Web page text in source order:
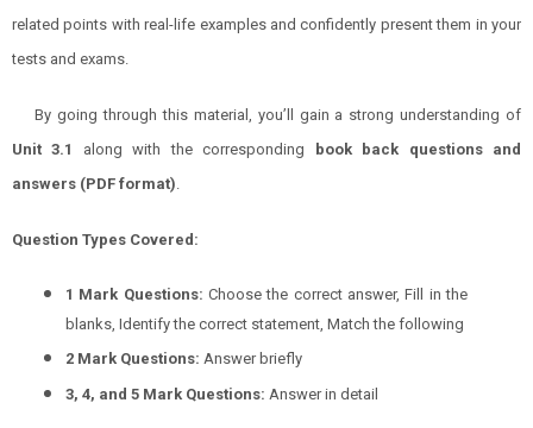
related points with real-life examples and confidently present them in your
tests and exams.
By going through this material, you’ll gain a strong understanding of
Unit 3.1 along with the corresponding
book back questions and
answers (PDF format)
Question Types Covered:
1 Mark Questions: Choose the correct answer, Fill in the
blanks, Identify the correct statement, Match the following
2 Mark Questions: Answer briefly
3, 4, and 5 Mark Questions: Answer in detail